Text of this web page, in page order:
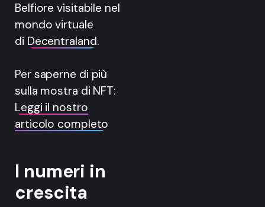
Belfiore visitabile nel
mondo virtuale
di Decentraland.
Per saperne di più
sulla mostra di NFT:
Leggi il nostro
articolo completo
I numeri in
crescita